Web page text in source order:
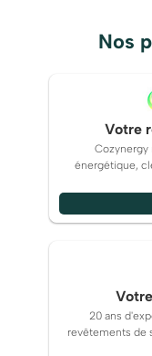
Nos
Votre
Cozynergy
énergétique,
20 ans
revêtements de